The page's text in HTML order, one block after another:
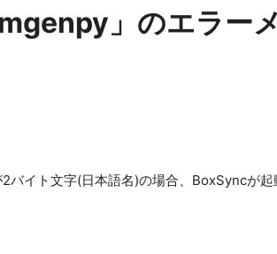
」のエラー
バイト文字(日本語名)の場合、BoxSyncが